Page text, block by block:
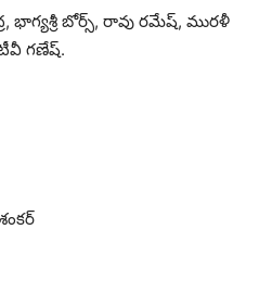
బోర్స్, రావు రమేష్, మురళీ
గణేష్.